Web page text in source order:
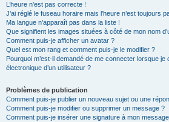
L’heure n’est pas correcte !
J’ai réglé le fuseau horaire mais l’heure n’est toujours
Ma langue n’apparaît pas dans la liste !
Que signifient les images situées à côté de mon nom
Comment puis-je afficher un avatar ?
Quel est mon rang et comment puis-je le modifier ?
Pourquoi m’est-il demandé de me connecter lorsque
électronique d’un utilisateur ?
Problèmes de publication
Comment puis-je publier un nouveau sujet ou une
Comment puis-je modifier ou supprimer un message ?
Comment puis-je insérer une signature à mon